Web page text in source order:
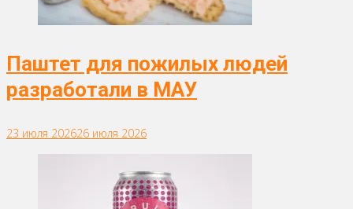
Паштет для пожилых людей
разработали в МАУ
23 июля 202626 июля 2026